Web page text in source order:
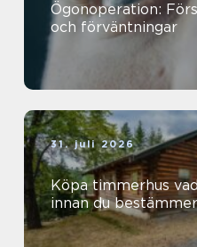
Ögonoperation:
och förväntningar
31. juli 2026
Köpa timmerhus vad du behöver veta
innan du